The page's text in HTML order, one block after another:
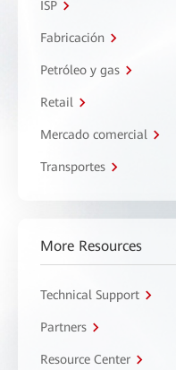
ISP
Fabricación
Petróleo y gas
Retail
Mercado comercial
Transportes
More Resources
Technical Support
Partners
Resource Center